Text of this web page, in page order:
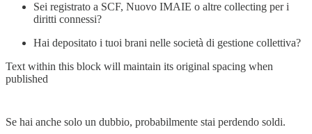
Sei registrato a SCF, Nuovo IMAIE o altre collecting per i
diritti connessi?
Hai depositato i tuoi brani nelle società di gestione collettiva?
Text within this block will maintain its original spacing when
published
Se hai anche solo un dubbio, probabilmente stai perdendo soldi.